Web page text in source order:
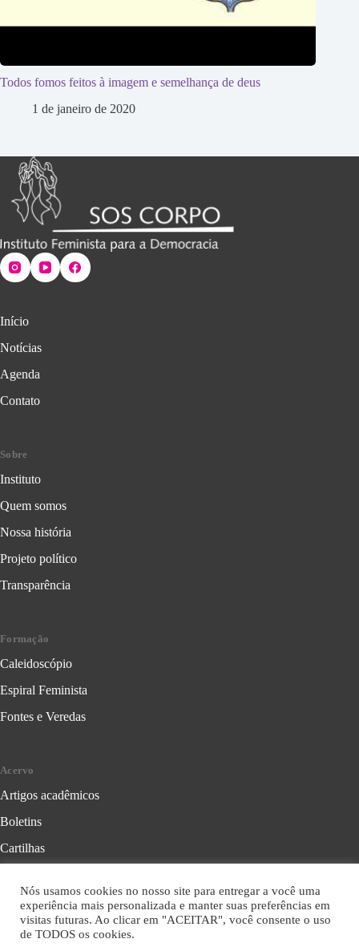
Todos fomos feitos à imagem e semelhança de deus
1 de janeiro de 2020
Início
Notícias
Agenda
Contato
Sobre
Instituto
Quem somos
Nossa história
Projeto político
Transparência
Formação
Caleidoscópio
Espiral Feminista
Fontes e Veredas
Acervo
Artigos acadêmicos
Boletins
Cartilhas
Folhetos
Livros
Nós usamos cookies no nosso site para entregar a você uma
experiência mais personalizada e manter suas preferências em
visitas futuras. Ao clicar em "ACEITAR", você consente o uso
de TODOS os cookies.